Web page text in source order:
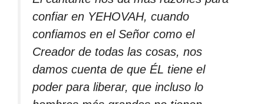
confiar en YEHOVAH, cuando
confiamos en el Señor como el
Creador de todas las cosas, nos
damos cuenta de que ÉL tiene el
poder para liberar, que incluso lo